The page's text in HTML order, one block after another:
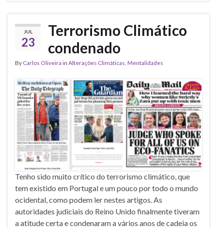
JUL
23
Terrorismo Climático
condenado
By Carlos Oliveira in Alterações Climáticas Mentalidades
Tenho sido muito crítico do terrorismo climático, que
tem existido em Portugal e um pouco por todo o mundo
ocidental, como podem ler nestes artigos. As
autoridades judiciais do Reino Unido finalmente tiveram
a atitude certa e condenaram a vários anos de cadeia os